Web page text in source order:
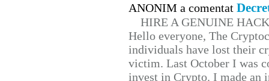
ANONIM a comentat
HIRE A GENUINE
Hello everyone, The
individuals have lost their
victim. Last October I was
invest in Crypto. I made